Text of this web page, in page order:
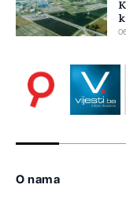
O nama